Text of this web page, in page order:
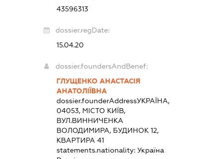
43596313
dossier.regDate:
15.04.20
dossier.foundersAndBenef:
ГЛУЩЕНКО АНАСТАСІЯ
АНАТОЛІЇВНА
dossier.founderAddressУКРАЇНА,
04053, МІСТО КИЇВ,
ВУЛ.ВИННИЧЕНКА
ВОЛОДИМИРА, БУДИНОК 12,
КВАРТИРА 41
statements.nationality:Україна